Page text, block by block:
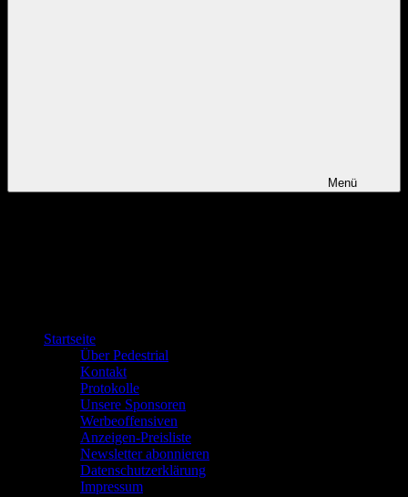
Menü
Startseite
Über Pedestrial
Kontakt
Protokolle
Unsere Sponsoren
Werbeoffensiven
Anzeigen-Preisliste
Newsletter abonnieren
Datenschutzerklärung
Impressum